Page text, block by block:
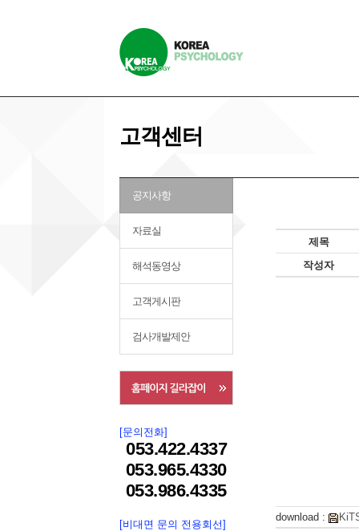
고객센터
공지사항
자료실
해석동영상
고객게시판
검사개발제안
[문의전화]
053.422.4337
053.965.4330
053.986.4335
[비대면 문의 전용회선]
제목
작성자
download :